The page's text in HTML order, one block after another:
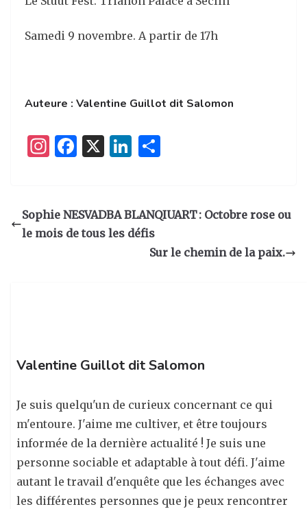
Samedi 9 novembre. A partir de 17h
Auteure : Valentine Guillot dit Salomon
I
a
g
F
e
b
X
Li
e
dI
g
Sophie NESVADBA BLANQIUART : Octobre rose ou
le mois de tous les défis
Sur le chemin de la paix.
Valentine Guillot dit Salomon
Je suis quelqu'un de curieux concernant ce qui
m'entoure. J'aime me cultiver, et être toujours
informée de la dernière actualité ! Je suis une
personne sociable et adaptable à tout défi. J'aime
autant le travail d'enquête que les échanges avec
les différentes personnes que je peux rencontrer